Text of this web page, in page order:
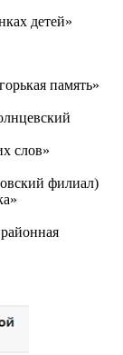
детей»
память»
слов»
филиал)